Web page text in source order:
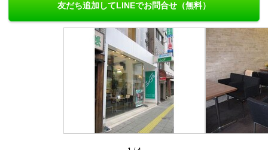
TOP
友だち追加してLINEでお問合せ（無料）